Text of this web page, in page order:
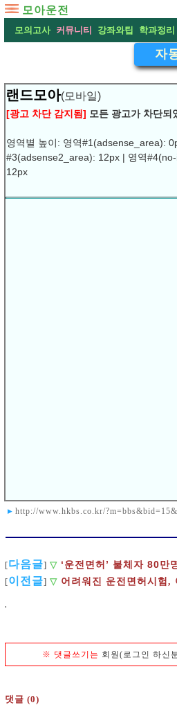
모아운전
모의고사 커뮤니티 강좌와팁 학과정리
랜드모아(모바일)
[광고 차단 감지됨] 모든 광고가 차단되
영역별 높이: 영역#1(adsense_area):
#3(adsense2_area): 12px | 영역
12px
광고차단 프로그램은 제거후 이용
자
▽제주 운전면허시험 강화…불합격
URL복사
▶
제주 운전면허시
합격자 속출
▸ http://www.hkbs.co.kr/
[다음글] ▽ ‘운전면허’ 불체자 80만
[이전글] ▽ 어려워진 운전면허시험,
'
※ 댓글쓰기는 회원(로그인 하신
댓글 (0)